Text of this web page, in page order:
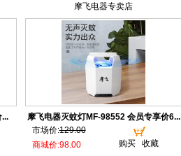
摩飞电器专卖店
摩飞电器灭蚊灯MF-98552 会员专享价6...
市场价:129.00
购买
收藏
商城价:98.00